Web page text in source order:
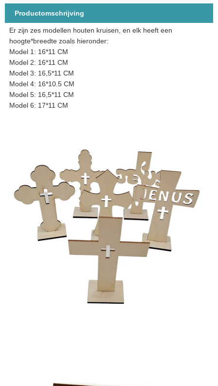
Productomschrijving
Er zijn zes modellen houten kruisen, en elk heeft een
hoogte*breedte zoals hieronder:
Model 1: 16*11 CM
Model 2: 16*11 CM
Model 3: 16,5*11 CM
Model 4: 16*10.5 CM
Model 5: 16,5*11 CM
Model 6: 17*11 CM